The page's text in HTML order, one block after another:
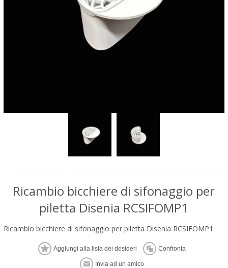
Ricambio bicchiere di sifonaggio per
piletta Disenia RCSIFOMP1
Ricambio bicchiere di sifonaggio per piletta Disenia RCSIFOMP1